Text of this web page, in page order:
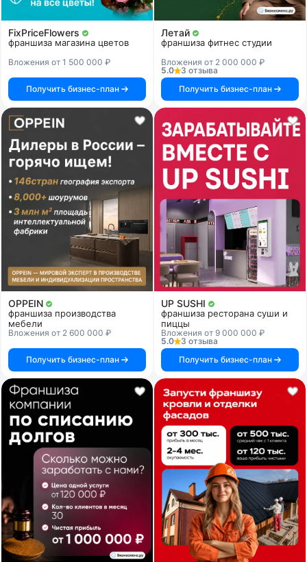
FixPriceFlowers
франшиза магазина цветов
Вложения от 1 500 000 ₽
Получить бизнес-план
Летай
франшиза фитнес студии
Вложения от 2 000 000 ₽
5.0
3 отзыва
Получить бизнес-план
OPPEIN
франшиза производства
мебели
Вложения от 2 600 000 ₽
Получить бизнес-план
UP SUSHI
франшиза ресторана суши и
пиццы
Вложения от 9 000 000 ₽
5.0
3 отзыва
Получить бизнес-план